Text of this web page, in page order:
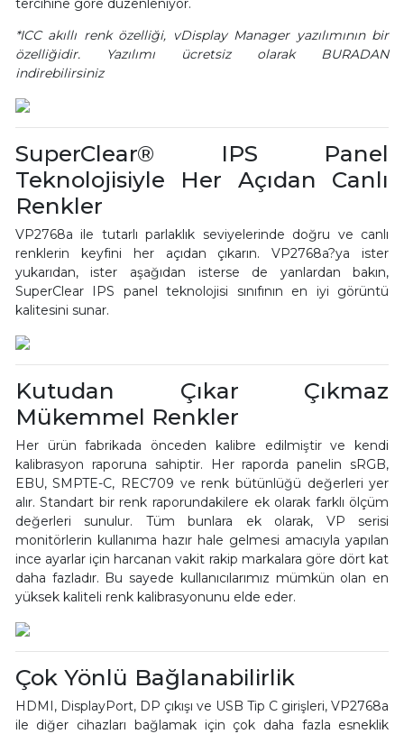
tercihine göre düzenleniyor.
*ICC akıllı renk özelliği, vDisplay Manager yazılımının bir
özelliğidir. Yazılımı ücretsiz olarak BURADAN
indirebilirsiniz
SuperClear® IPS Panel
Teknolojisiyle Her Açıdan Canlı
Renkler
VP2768a ile tutarlı parlaklık seviyelerinde doğru ve canlı
renklerin keyfini her açıdan çıkarın. VP2768a?ya ister
yukarıdan, ister aşağıdan isterse de yanlardan bakın,
SuperClear IPS panel teknolojisi sınıfının en iyi görüntü
kalitesini sunar.
Kutudan Çıkar Çıkmaz
Mükemmel Renkler
Her ürün fabrikada önceden kalibre edilmiştir ve kendi
kalibrasyon raporuna sahiptir. Her raporda panelin sRGB,
EBU, SMPTE-C, REC709 ve renk bütünlüğü değerleri yer
alır. Standart bir renk raporundakilere ek olarak farklı ölçüm
değerleri sunulur. Tüm bunlara ek olarak, VP serisi
monitörlerin kullanıma hazır hale gelmesi amacıyla yapılan
ince ayarlar için harcanan vakit rakip markalara göre dört kat
daha fazladır. Bu sayede kullanıcılarımız mümkün olan en
yüksek kaliteli renk kalibrasyonunu elde eder.
Çok Yönlü Bağlanabilirlik
HDMI, DisplayPort, DP çıkışı ve USB Tip C girişleri, VP2768a
ile diğer cihazları bağlamak için çok daha fazla esneklik